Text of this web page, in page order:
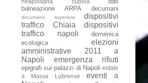
balneazione ARPA
decumani
decumano superiore
dispositivi
traffico Chiaia
dispositivi
traffico napoli
domenica
ecologica
elezioni
amministrative 2011 a
Napoli
emergenza rifiuti
epigrafi sui palazzi di Napoli estate
a Massa Lubrense
eventi a